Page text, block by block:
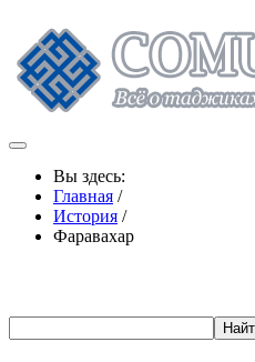
Вы здесь:
Главная /
История /
Фаравахар